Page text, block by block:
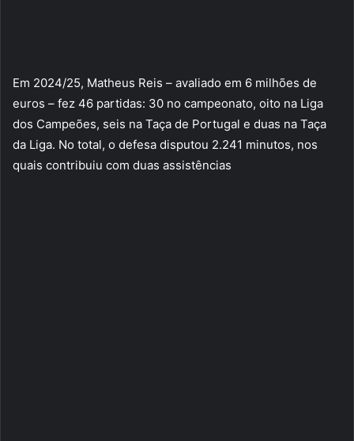
Em 2024/25, Matheus Reis – avaliado em 6 milhões de
euros – fez 46 partidas: 30 no campeonato, oito na Liga
dos Campeões, seis na Taça de Portugal e duas na Taça
da Liga. No total, o defesa disputou 2.241 minutos, nos
quais contribuiu com duas assistências